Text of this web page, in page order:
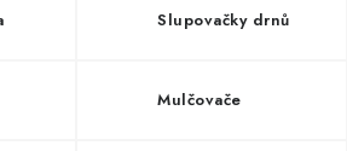
Slupovačky drnů
Mulčovače